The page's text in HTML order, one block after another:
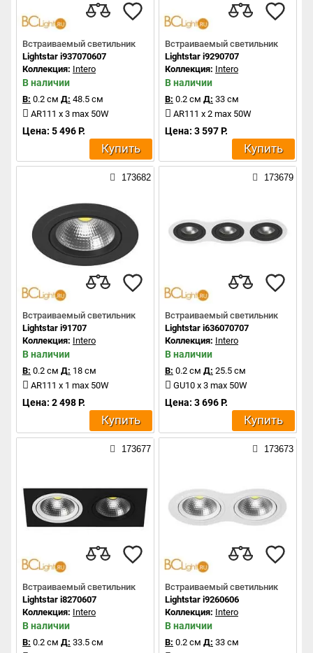
Встраиваемый светильник
Lightstar i937070607
Коллекция: Intero
В наличии
В: 0.2 см Д: 48.5 см
AR111 x 3 max 50W
Цена: 5 496 Р.
Купить
Встраиваемый светильник
Lightstar i9290707
Коллекция: Intero
В наличии
В: 0.2 см Д: 33 см
AR111 x 2 max 50W
Цена: 3 597 Р.
Купить
173682
Встраиваемый светильник
Lightstar i91707
Коллекция: Intero
В наличии
В: 0.2 см Д: 18 см
AR111 x 1 max 50W
Цена: 2 498 Р.
Купить
173679
Встраиваемый светильник
Lightstar i636070707
Коллекция: Intero
В наличии
В: 0.2 см Д: 25.5 см
GU10 x 3 max 50W
Цена: 3 696 Р.
Купить
173677
Встраиваемый светильник
Lightstar i8270607
Коллекция: Intero
В наличии
В: 0.2 см Д: 33.5 см
173673
Встраиваемый светильник
Lightstar i9260606
Коллекция: Intero
В наличии
В: 0.2 см Д: 33 см